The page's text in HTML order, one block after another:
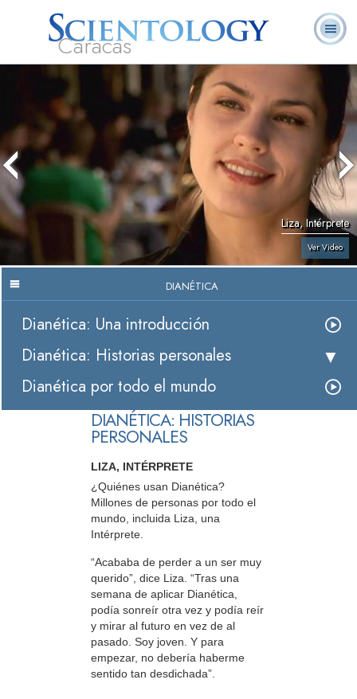
Caracas
Ministros
Voluntarios
Libros
Liza, Intérprete
Ver Video
DIANÉTICA
Dianética: Una introducción
Dianética: Historias personales
Dianética por todo el mundo
DIANÉTICA: HISTORIAS
PERSONALES
LIZA, INTÉRPRETE
¿Quiénes usan Dianética?
Millones de personas por todo el
mundo, incluida Liza, una
Intérprete.
“Acababa de perder a un ser muy
querido”, dice Liza. “Tras una
semana de aplicar Dianética,
podía sonreír otra vez y podía reír
y mirar al futuro en vez de al
pasado. Soy joven. Y para
empezar, no debería haberme
sentido tan desdichada”.